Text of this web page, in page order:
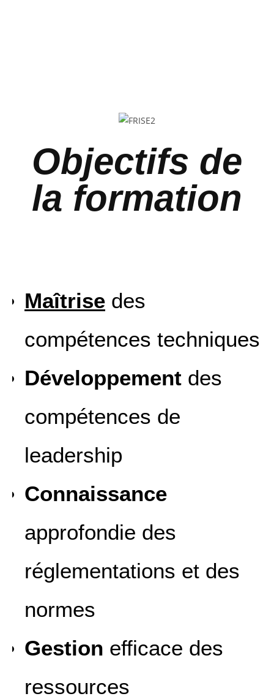
Objectifs de
la formation
Maîtrise des
compétences techniques
Développement des
compétences de
leadership
Connaissance
approfondie des
réglementations et des
normes
Gestion efficace des
ressources